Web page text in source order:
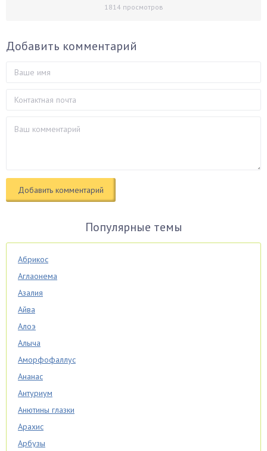
1814 просмотров
Добавить комментарий
Популярные темы
Абрикос
Аглаонема
Азалия
Айва
Алоэ
Алыча
Аморфофаллус
Ананас
Антуриум
Анютины глазки
Арахис
Арбузы